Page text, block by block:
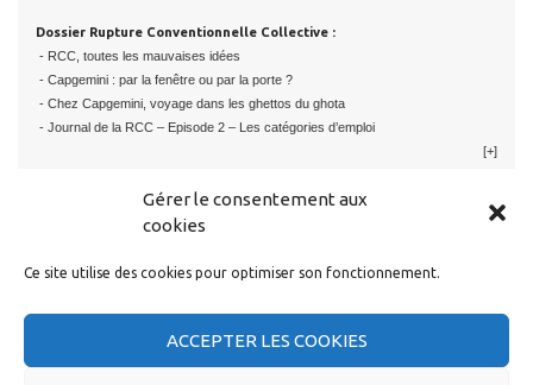
Gérer le consentement aux
cookies
Ce site utilise des cookies pour optimiser son fonctionnement.
ACCEPTER LES COOKIES
Dossier Rupture Conventionnelle Collective :
- RCC, toutes les mauvaises idées
- Capgemini : par la fenêtre ou par la porte ?
- Chez Capgemini, voyage dans les ghettos du ghota
- Journal de la RCC – Episode 2 – Les catégories d’emploi
[+]
RESTER EN CONTACT